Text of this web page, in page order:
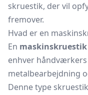
skruestik, der vil
fremover.
Hvad er en
En maskinskruestik
enhver
metalbearbejdning
Denne type